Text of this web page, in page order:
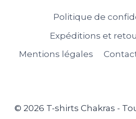
Politique de
Expéditions et
Mentions légales
© 2026 T-shirts Chakras -